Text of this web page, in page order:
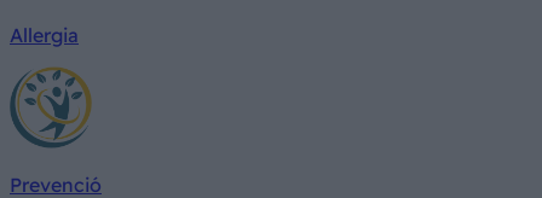
Allergia
Prevenció